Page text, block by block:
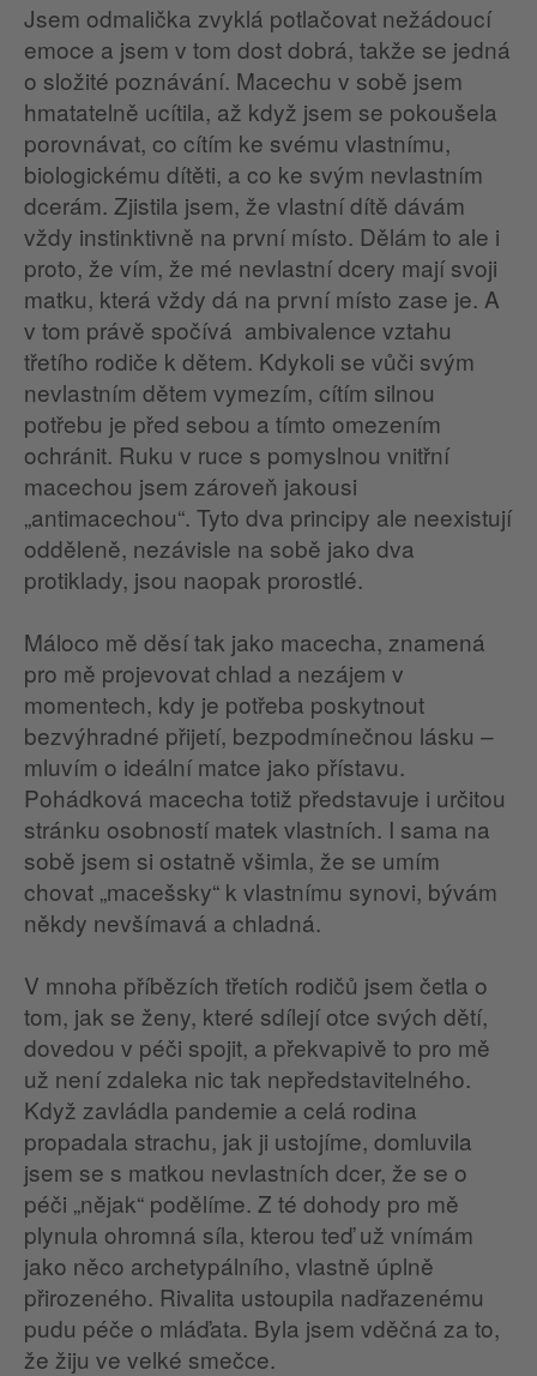
Jsem odmalička zvyklá potlačovat nežádoucí
emoce a jsem v tom dost dobrá, takže se jedná
o složité poznávání. Macechu v sobě jsem
hmatatelně ucítila, až když jsem se pokoušela
porovnávat, co cítím ke svému vlastnímu,
biologickému dítěti, a co ke svým nevlastním
dcerám. Zjistila jsem, že vlastní dítě dávám
vždy instinktivně na první místo. Dělám to ale i
proto, že vím, že mé nevlastní dcery mají svoji
matku, která vždy dá na první místo zase je. A
v tom právě spočívá ambivalence vztahu
třetího rodiče k dětem. Kdykoli se vůči svým
nevlastním dětem vymezím, cítím silnou
potřebu je před sebou a tímto omezením
ochránit. Ruku v ruce s pomyslnou vnitřní
macechou jsem zároveň jakousi
„antimacechou“. Tyto dva principy ale neexistují
odděleně, nezávisle na sobě jako dva
protiklady, jsou naopak prorostlé.
Máloco mě děsí tak jako macecha, znamená
pro mě projevovat chlad a nezájem v
momentech, kdy je potřeba poskytnout
bezvýhradné přijetí, bezpodmínečnou lásku –
mluvím o ideální matce jako přístavu.
Pohádková macecha totiž představuje i určitou
stránku osobností matek vlastních. I sama na
sobě jsem si ostatně všimla, že se umím
chovat „macešsky“ k vlastnímu synovi, bývám
někdy nevšímavá a chladná.
V mnoha příbězích třetích rodičů jsem četla o
tom, jak se ženy, které sdílejí otce svých dětí,
dovedou v péči spojit, a překvapivě to pro mě
už není zdaleka nic tak nepředstavitelného.
Když zavládla pandemie a celá rodina
propadala strachu, jak ji ustojíme, domluvila
jsem se s matkou nevlastních dcer, že se o
péči „nějak“ podělíme. Z té dohody pro mě
plynula ohromná síla, kterou teď už vnímám
jako něco archetypálního, vlastně úplně
přirozeného. Rivalita ustoupila nadřazenému
pudu péče o mláďata. Byla jsem vděčná za to,
že žiju ve velké smečce.